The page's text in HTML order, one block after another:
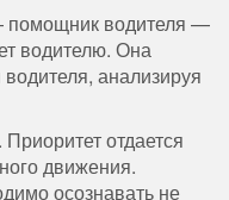
водителя —
водителю. Она
анализируя
отдается
движения.
осознавать не